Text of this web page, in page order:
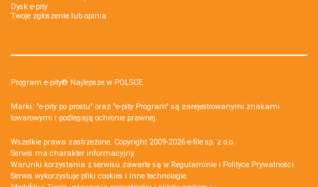
Dysk e-pity
Twoje zgłoszenie lub opinia
Program e-pity® Najlepsze w POLSCE.
Marki: "e-pity po prostu" oraz "e-pity Program" są zarejestrowanymi znakami
towarowymi i podlegają ochronie prawnej.
Wszelkie prawa zastrzeżone. Copyright 2009-2026 e-file sp. z o.o.
Serwis ma charakter informacyjny.
Warunki korzystania z serwisu zawarte są w Regulaminie i Polityce Prywatności.
Serwis wykorzystuje pliki cookies i inne technologie.